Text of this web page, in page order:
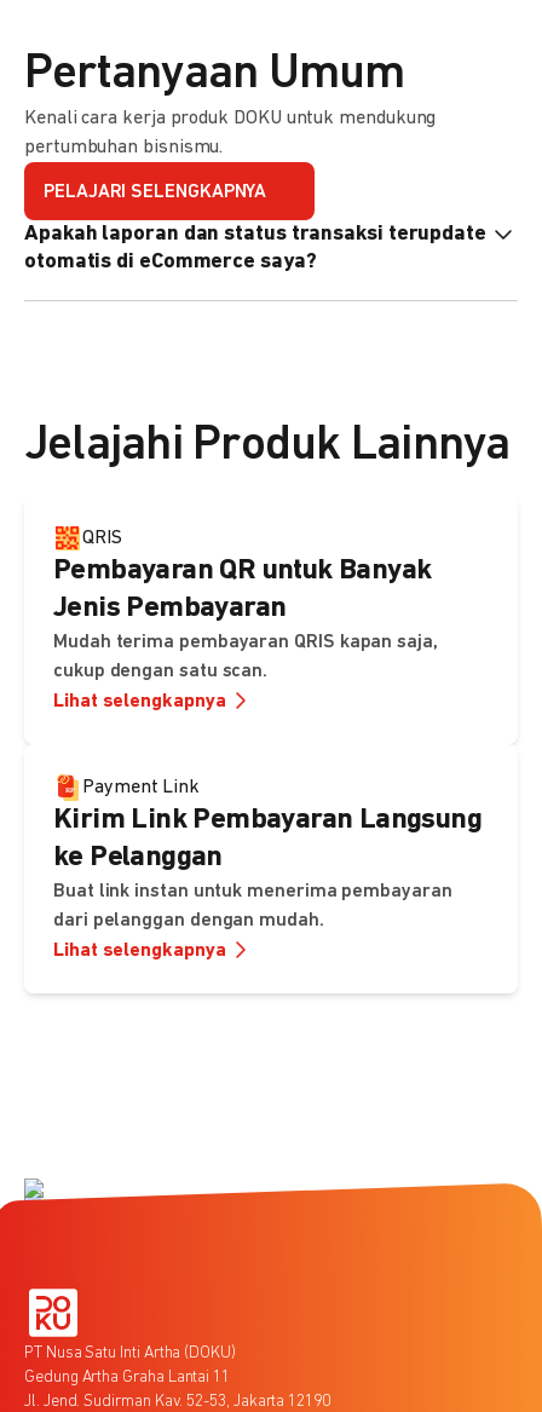
Pertanyaan Umum
Kenali cara kerja produk DOKU untuk mendukung
pertumbuhan bisnismu.
PELAJARI SELENGKAPNYA
Apakah laporan dan status transaksi terupdate
otomatis di eCommerce saya?
Jelajahi Produk Lainnya
QRIS
Pembayaran QR untuk Banyak
Jenis Pembayaran
Mudah terima pembayaran QRIS kapan saja,
cukup dengan satu scan.
Lihat selengkapnya
Payment Link
Kirim Link Pembayaran Langsung
ke Pelanggan
Buat link instan untuk menerima pembayaran
dari pelanggan dengan mudah.
Lihat selengkapnya
PT Nusa Satu Inti Artha (DOKU)
Gedung Artha Graha Lantai 11
Jl. Jend. Sudirman Kav. 52-53, Jakarta 12190